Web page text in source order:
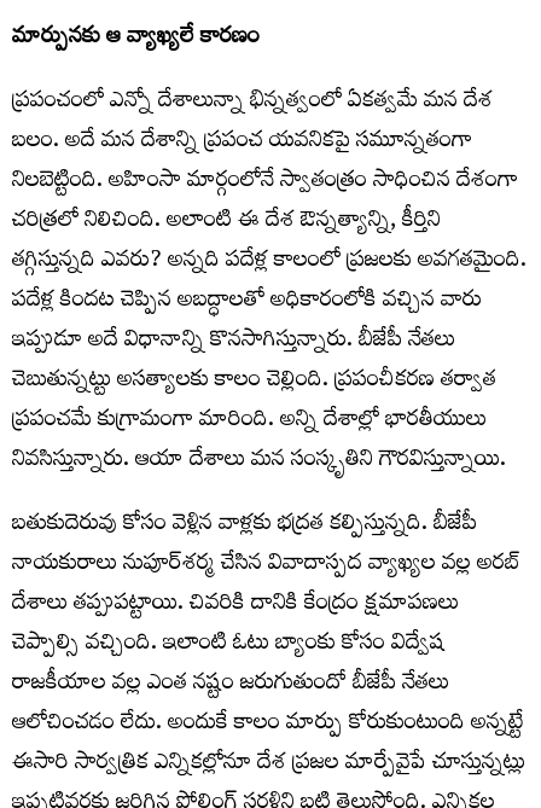
మార్పునకు ఆ వ్యాఖ్యలే కారణం
ప్రపంచంలో ఎన్నో దేశాలున్నా భిన్నత్వంలో ఏకత్వమే మన దేశ
బలం. అదే మన దేశాన్ని ప్రపంచ యవనికపై సమూన్నతంగా
నిలబెట్టింది. అహింసా మార్గంలోనే స్వాతంత్రం సాధించిన దేశంగా
చరిత్రలో నిలిచింది. అలాంటి ఈ దేశ ఔన్నత్యాన్ని, కీర్తిని
తగ్గిస్తున్నది ఎవరు? అన్నది పదేళ్ల కాలంలో ప్రజలకు అవగతమైంది.
పదేళ్ల కిందట చెప్పిన అబద్ధాలతో అధికారంలోకి వచ్చిన వారు
ఇప్పుడూ అదే విధానాన్ని కొనసాగిస్తున్నారు. బీజేపీ నేతలు
చెబుతున్నట్టు అసత్యాలకు కాలం చెల్లింది. ప్రపంచీకరణ తర్వాత
ప్రపంచమే కుగ్రామంగా మారింది. అన్ని దేశాల్లో భారతీయులు
నివసిస్తున్నారు. ఆయా దేశాలు మన సంస్కృతిని గౌరవిస్తున్నాయి.
బతుకుదెరువు కోసం వెళ్లిన వాళ్లకు భద్రత కల్పిస్తున్నది. బీజేపీ
నాయకురాలు నుపూర్‌శర్మ చేసిన వివాదాస్పద వ్యాఖ్యల వల్ల అరబ్‌
దేశాలు తప్పుపట్టాయి. చివరికి దానికి కేంద్రం క్షమాపణలు
చెప్పాల్సి వచ్చింది. ఇలాంటి ఓటు బ్యాంకు కోసం విద్వేష
రాజకీయాల వల్ల ఎంత నష్టం జరుగుతుందో బీజేపీ నేతలు
ఆలోచించడం లేదు. అందుకే కాలం మార్పు కోరుకుంటుంది అన్నట్టే
ఈసారి సార్వత్రిక ఎన్నికల్లోనూ దేశ ప్రజల మార్పేవైపే చూస్తున్నట్లు